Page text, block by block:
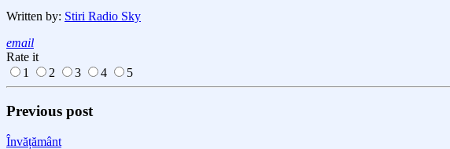
Written by: Stiri Radio Sky
email
Rate it
1
2 3 4 5
Previous post
Învățământ